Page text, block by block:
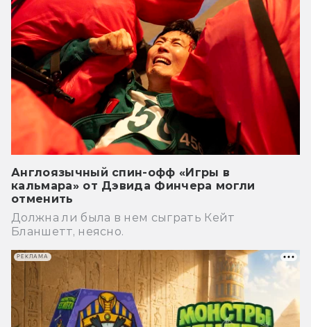
Англоязычный спин-офф «Игры в
кальмара» от Дэвида Финчера могли
отменить
Должна ли была в нем сыграть Кейт
Бланшетт, неясно.
РЕКЛАМА